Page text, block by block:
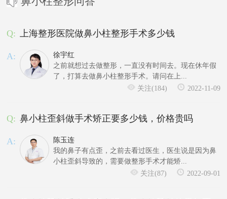
Q: 上海整形医院做鼻小柱整形手术多少钱
A:
徐宇红
之前就想过去做整形，一直没有时间去。现在休年假
了，打算去做鼻小柱整形手术。请问在上...
关注(184)
2022-11-09
Q: 鼻小柱歪斜做手术矫正要多少钱，价格贵吗
A:
陈玉连
我的鼻子有点歪，之前去看过医生，医生说是因为鼻
小柱歪斜导致的，需要做整形手术才能矫...
关注(87)
2022-09-01